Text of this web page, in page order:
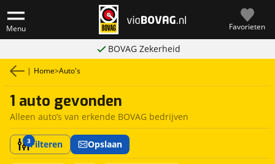
Menu Favorieten
BOVAG Zekerheid
| Home>Auto's
1 auto gevonden
Alleen auto’s van erkende BOVAG bedrijven
3Filteren Opslaan